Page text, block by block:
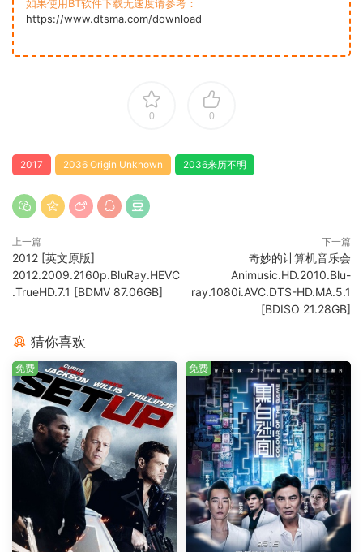
如果使用BT软件下载无速度请参考：
https://www.dtsma.com/download
0 0
2017 2036 Origin Unknown 2036来历不明
上一篇
2012 [英文原版]
2012.2009.2160p.BluRay.HEVC
.TrueHD.7.1 [BDMV 87.06GB]
下一篇
奇妙的计算机音乐会
Animusic.HD.2010.Blu-
ray.1080i.AVC.DTS-HD.MA.5.1
[BDISO 21.28GB]
猜你喜欢
免费 免费